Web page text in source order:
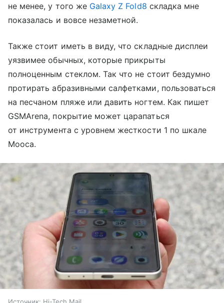
не менее, у того же Galaxy Z Fold8 складка мне
показалась и вовсе незаметной.
Также стоит иметь в виду, что складные дисплеи
уязвимее обычных, которые прикрыты
полноценным стеклом. Так что не стоит бездумно
протирать абразивными салфетками, пользоваться
на песчаном пляже или давить ногтем. Как пишет
GSMArena, покрытие может царапаться
от инструмента с уровнем жесткости 1 по шкале
Мооса.